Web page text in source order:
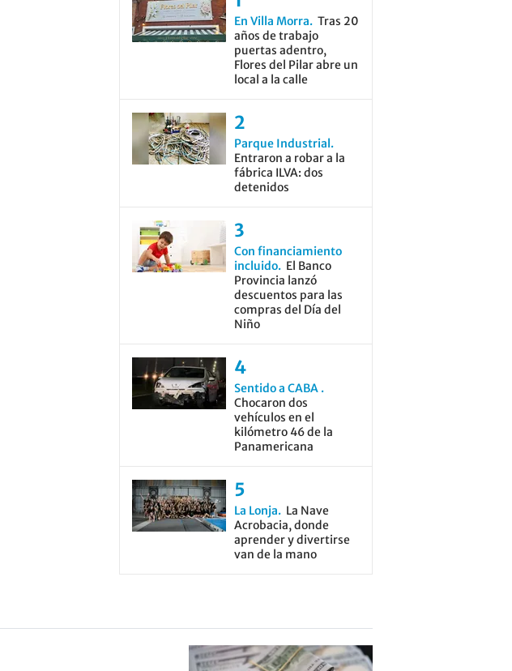
En Villa Morra
Tras 20
años de trabajo
puertas adentro,
Flores del Pilar abre un
local a la calle
Parque Industrial
Entraron a robar a la
fábrica ILVA: dos
detenidos
Con financiamiento
incluido
El Banco
Provincia lanzó
descuentos para las
compras del Día del
Niño
Sentido a CABA
Chocaron dos
vehículos en el
kilómetro 46 de la
Panamericana
La Lonja
La Nave
Acrobacia, donde
aprender y divertirse
van de la mano